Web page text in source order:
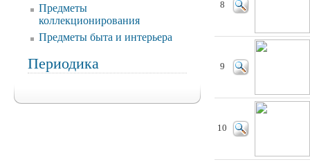
Предметы
коллекционирования
Предметы быта и интерьера
Периодика
8
9
10